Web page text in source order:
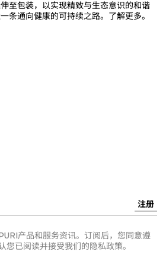
至包装，以实现精致与生态意识的和谐
条通向健康的可持续之路。了解更多。
注册
产品和服务资讯。订阅后，您同意遵
您已阅读并接受我们的隐私政策。